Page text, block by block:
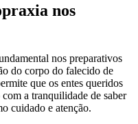
nos
nos preparativos
do corpo do falecido de
que os entes queridos
a tranquilidade de saber
cuidado e atenção.